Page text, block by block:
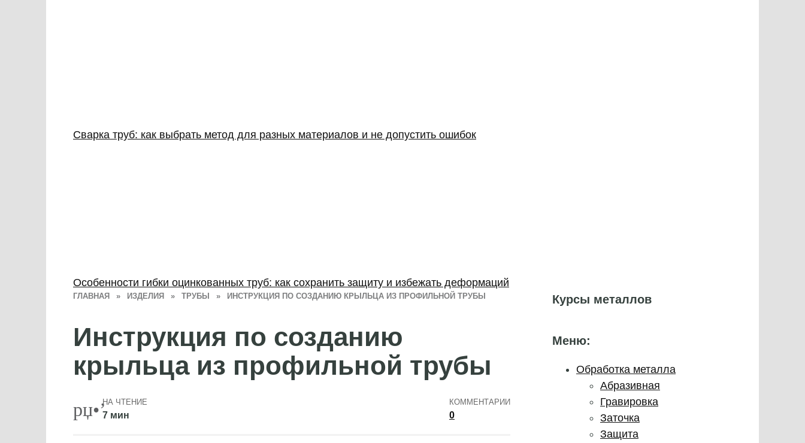
ГЛАВНАЯ » ИЗДЕЛИЯ » ТРУБЫ » ИНСТРУКЦИЯ ПО СОЗДАНИЮ КРЫЛЬЦА ИЗ ПРОФИЛЬНОЙ ТРУБЫ
Инструкция по созданию
крыльца из профильной трубы
НА ЧТЕНИЕ
7 мин
КОММЕНТАРИИ
0
Курсы металлов
Меню:
Обработка металла
Абразивная
Гравировка
Заточка
Защита
Сварка труб: как выбрать метод для разных материалов и не допустить ошибок
Особенности гибки оцинкованных труб: как сохранить защиту и избежать деформаций